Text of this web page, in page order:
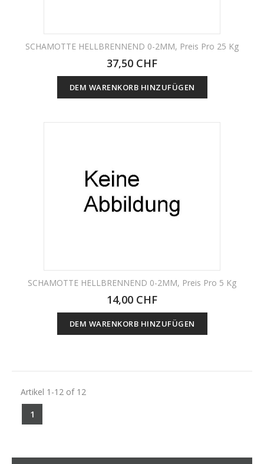
SCHAMOTTE HELLBRENNEND 0-2MM, Preis Pro 25 Kg
37,50 CHF
DEM WARENKORB HINZUFÜGEN
SCHAMOTTE HELLBRENNEND 0-2MM, Preis Pro 5 Kg
14,00 CHF
DEM WARENKORB HINZUFÜGEN
Artikel 1-12 of 12
1